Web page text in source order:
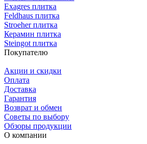
Exagres плитка
Feldhaus плитка
Stroeher плитка
Керамин плитка
Steingot плитка
Покупателю
Акции и скидки
Оплата
Доставка
Гарантия
Возврат и обмен
Советы по выбору
Обзоры продукции
О компании